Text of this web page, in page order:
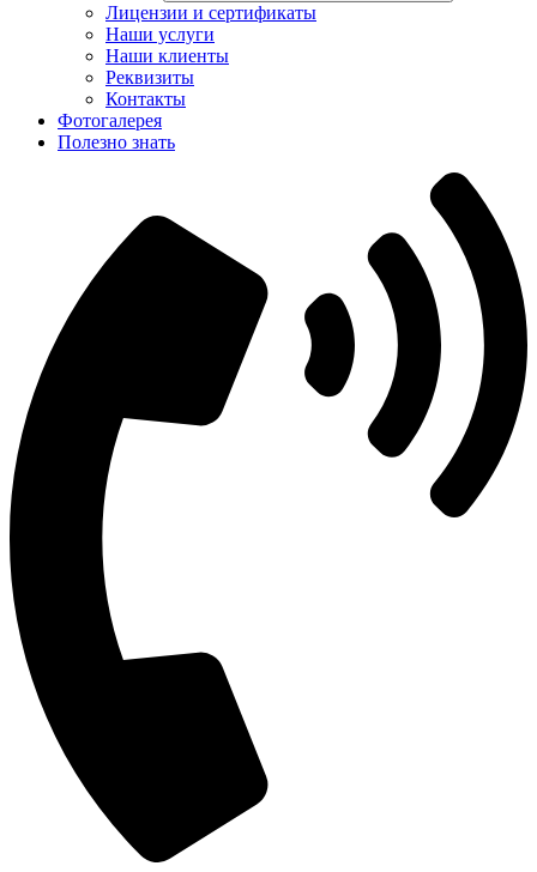
Лицензии и сертификаты
Наши услуги
Наши клиенты
Реквизиты
Контакты
Фотогалерея
Полезно знать